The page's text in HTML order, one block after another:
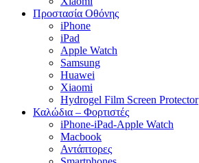
Προστασία Οθόνης
iPhone
iPad
Apple Watch
Samsung
Huawei
Xiaomi
Hydrogel Film Screen Protector
Καλώδια – Φορτιστές
iPhone-iPad-Apple Watch
Macbook
Αντάπτορες